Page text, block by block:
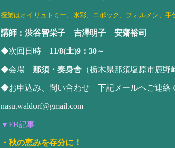
授業はオイリュトミー、水彩、エポック、フォルメン、
講師：渋谷智栄子 吉澤明子 安齋裕司
◆次回日時 11/8(土)9：30～
◆会場 那須・奏身舎 （栃木県那須塩原市鹿野
◆お申込み、問い合わせ 下記メールへご連絡
nasu.waldorf@gmail.com
▼FB記事
・秋の恵みを存分に！